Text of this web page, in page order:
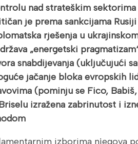
nad strateškim sektorima
je prema sankcijama Rusiji
rješenja u
„energetski
snabdijevanja (uključujući
jačanje bloka evropskih
(pominju se Fico,
izražena zabrinutost i
izborima njegova